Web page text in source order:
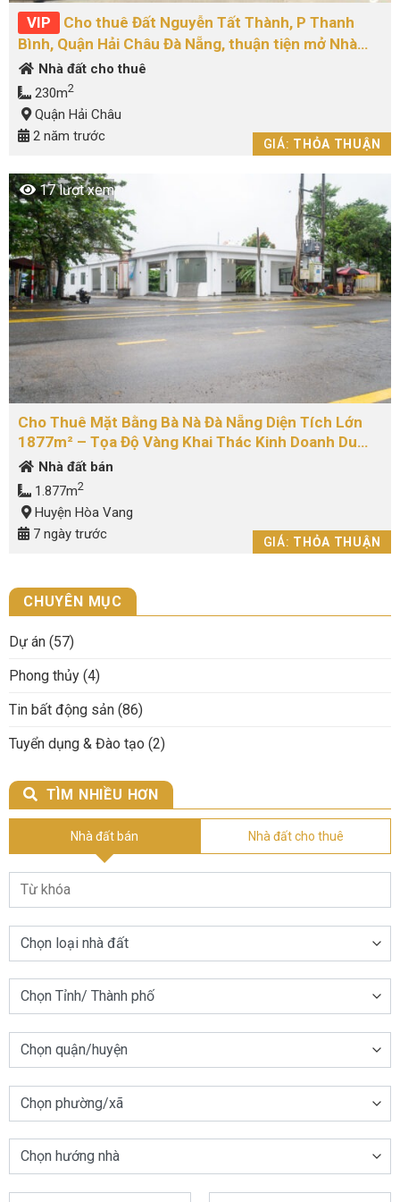
VIP
Cho thuê Đất Nguyễn Tất Thành, P Thanh
Bình, Quận Hải Châu Đà Nẵng, thuận tiện mở Nhà
Hàng, Cà Phê hoặc các dịch vụ khác
Nhà đất cho thuê
230m2
Quận Hải Châu
2 năm trước
GIÁ: THỎA THUẬN
17 lượt xem
Cho Thuê Mặt Bằng Bà Nà Đà Nẵng Diện Tích Lớn
1877m² – Tọa Độ Vàng Khai Thác Kinh Doanh Du
LịchNhà đất bán
1.877m2
Huyện Hòa Vang
7 ngày trước
GIÁ: THỎA THUẬN
CHUYÊN MỤC
Dự án (57)
Phong thủy (4)
Tin bất động sản (86)
Tuyển dụng & Đào tạo (2)
TÌM NHIỀU HƠN
Nhà đất bán Nhà đất cho thuê